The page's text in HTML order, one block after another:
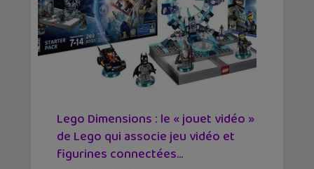
Lego Dimensions : le « jouet vidéo »
de Lego qui associe jeu vidéo et
figurines connectées...